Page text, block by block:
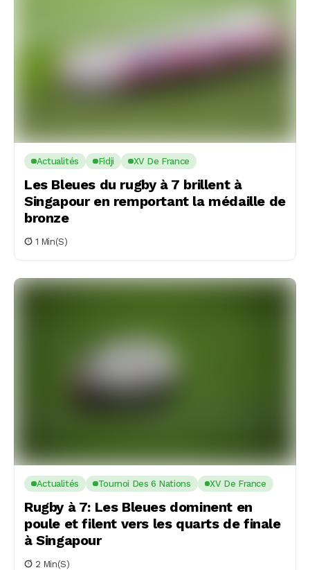
Actualités Fidji XV De France
Les Bleues du rugby à 7 brillent à
Singapour en remportant la médaille de
bronze
1 Min(s)
Actualités Tournoi Des 6 Nations XV De France
Rugby à 7: Les Bleues dominent en
poule et filent vers les quarts de finale
à Singapour
2 Min(s)